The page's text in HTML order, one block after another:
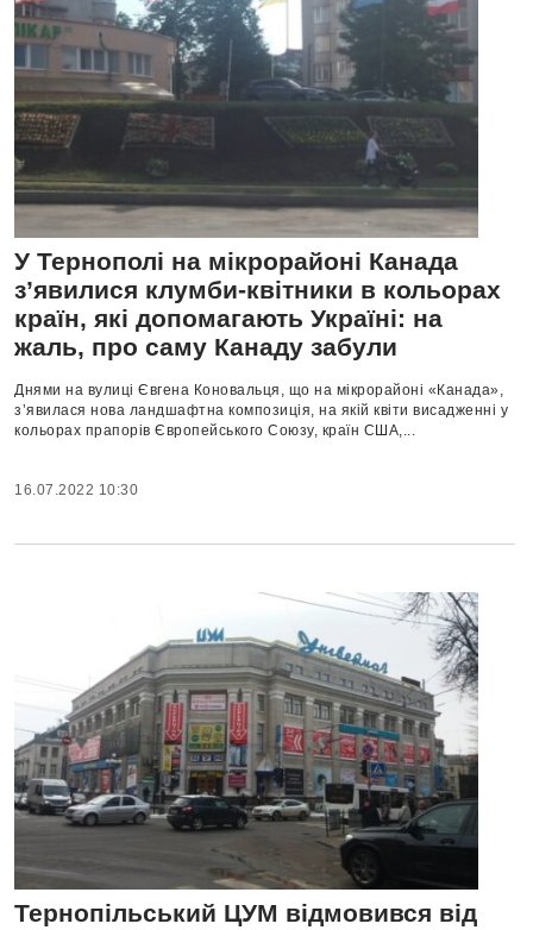
У Тернополі на мікрорайоні Канада
з’явилися клумби-квітники в кольорах
країн, які допомагають Україні: на
жаль, про саму Канаду забули
Днями на вулиці Євгена Коновальця, що на мікрорайоні «Канада»,
з’явилася нова ландшафтна композиція, на якій квіти висадженні у
кольорах прапорів Європейського Союзу, країн США,...
16.07.2022 10:30
Тернопільський ЦУМ відмовився від